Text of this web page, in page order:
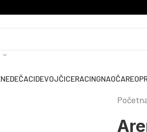
DEČACIDEVOJČICERACINGNAOČARE